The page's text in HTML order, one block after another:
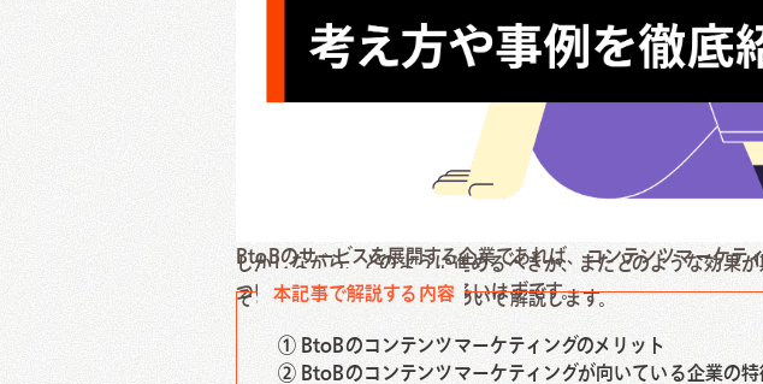
KOSHIGAYAZINE
埼玉ベース
SMB向けWebサイト制作サービス
Local Media
埼玉ベース
Download
資料ダウンロード
Contact
お問い合わせ
BtoBのサービスを展開する企業であれば、コンテンツマーケテ
しかしながら、どのように進めるべきか、またどのような効果
ついて疑問を持たれる方は多いはずです。
そこで本記事では、下記について解説します。
本記事で解説する内容
① BtoBのコンテンツマーケティングのメリット
② BtoBのコンテンツマーケティングが向いている企業の特